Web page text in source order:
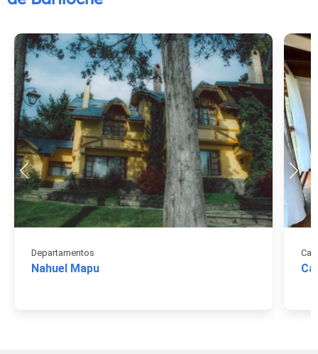
Departamentos
Nahuel Mapu